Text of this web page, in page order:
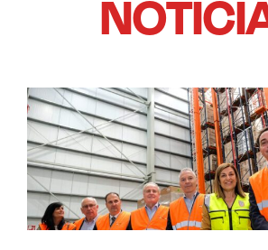
Borosilicato
Más Menaje
Sostenibles